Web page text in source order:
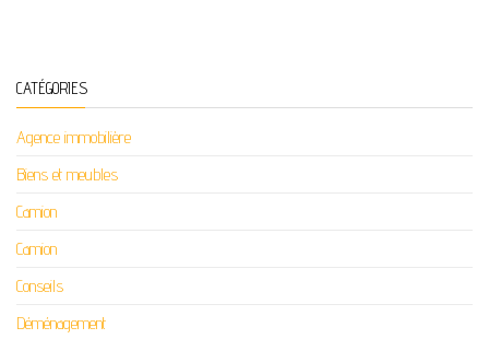
CATÉGORIES
Agence immobilière
Biens et meubles
Camion
Camion
Conseils
Déménagement